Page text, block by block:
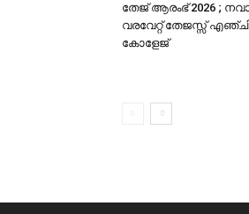
തേജ് ആരംഭ് 2026 ;
വരവേറ്റ് തേജസ്സ്
കോളേജ്